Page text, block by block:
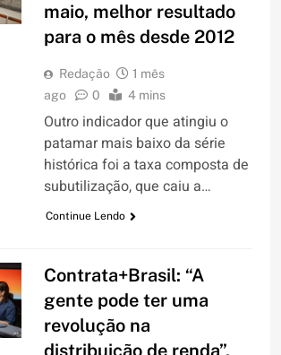
maio, melhor resultado
para o mês desde 2012
Redação
1 mês
ago
0 4 mins
Outro indicador que atingiu o
patamar mais baixo da série
histórica foi a taxa composta de
subutilização, que caiu a…
Continue Lendo
Contrata+Brasil: “A
gente pode ter uma
revolução na